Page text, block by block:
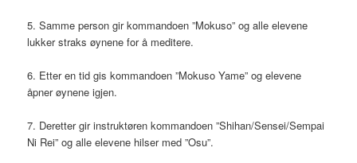
5. Samme person gir kommandoen ”Mokuso” og alle elevene
lukker straks øynene for å meditere.
6. Etter en tid gis kommandoen ”Mokuso Yame” og elevene
åpner øynene igjen.
7. Deretter gir instruktøren kommandoen ”Shihan/Sensei/Sempai
Ni Rei” og alle elevene hilser med ”Osu”.